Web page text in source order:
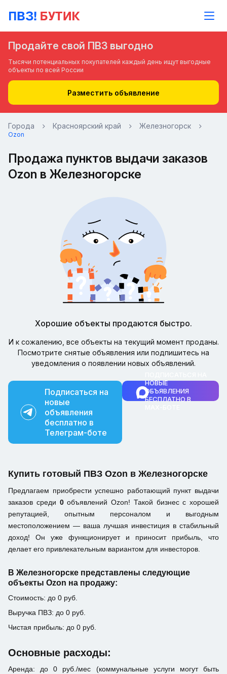
Продайте свой ПВЗ выгодно
Тысячи потенциальных покупателей каждый день ищут выгодные
объекты по всей России
Разместить объявление
Города Красноярский край Железногорск
Ozon
Продажа пунктов выдачи заказов
Ozon в Железногорске
Хорошие объекты продаются быстро.
И к сожалению, все объекты на текущий момент проданы.
Посмотрите снятые объявления или подпишитесь на
уведомления о появлении новых объявлений.
Подписаться на
новые
объявления
бесплатно в
Телеграм-боте
НОВЫЕ
ОБЪЯВЛЕНИЯ
БЕСПЛАТНО В
Купить готовый ПВЗ Ozon в Железногорске
Предлагаем приобрести успешно работающий пункт выдачи
заказов среди 0объявлений Ozon! Такой бизнес с хорошей
репутацией, опытным персоналом и выгодным
местоположением — ваша лучшая инвестиция в стабильный
доход! Он уже функционирует и приносит прибыль, что
делает его привлекательным вариантом для инвесторов.
В Железногорске представлены следующие
объекты Ozon на продажу:
Стоимость: до 0 руб.
Выручка ПВЗ: до 0 руб.
Чистая прибыль: до 0 руб.
Основные расходы:
Аренда: до 0 руб./мес (коммунальные услуги могут быть